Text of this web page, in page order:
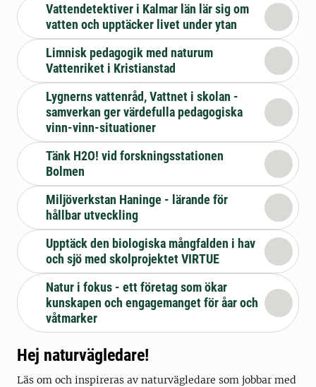
Vattendetektiver i Kalmar län lär sig om
vatten och upptäcker livet under ytan
Limnisk pedagogik med naturum
Vattenriket i Kristianstad
Lygnerns vattenråd, Vattnet i skolan -
samverkan ger värdefulla pedagogiska
vinn-vinn-situationer
Tänk H2O! vid forskningsstationen
Bolmen
Miljöverkstan Haninge - lärande för
hållbar utveckling
Upptäck den biologiska mångfalden i hav
och sjö med skolprojektet VIRTUE
Natur i fokus - ett företag som ökar
kunskapen och engagemanget för åar och
våtmarker
Hej naturvägledare!
Läs om och inspireras av naturvägledare som jobbar med